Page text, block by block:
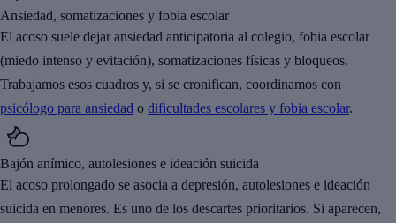
Ansiedad, somatizaciones y fobia escolar
El acoso suele dejar ansiedad anticipatoria al colegio, fobia escolar
(miedo intenso y evitación), somatizaciones físicas y bloqueos.
Trabajamos esos cuadros y, si se cronifican, coordinamos con
psicólogo para ansiedad o dificultades escolares y fobia escolar.
Bajón anímico, autolesiones e ideación suicida
El acoso prolongado se asocia a depresión, autolesiones e ideación
suicida en menores. Es uno de los descartes prioritarios. Si aparecen,